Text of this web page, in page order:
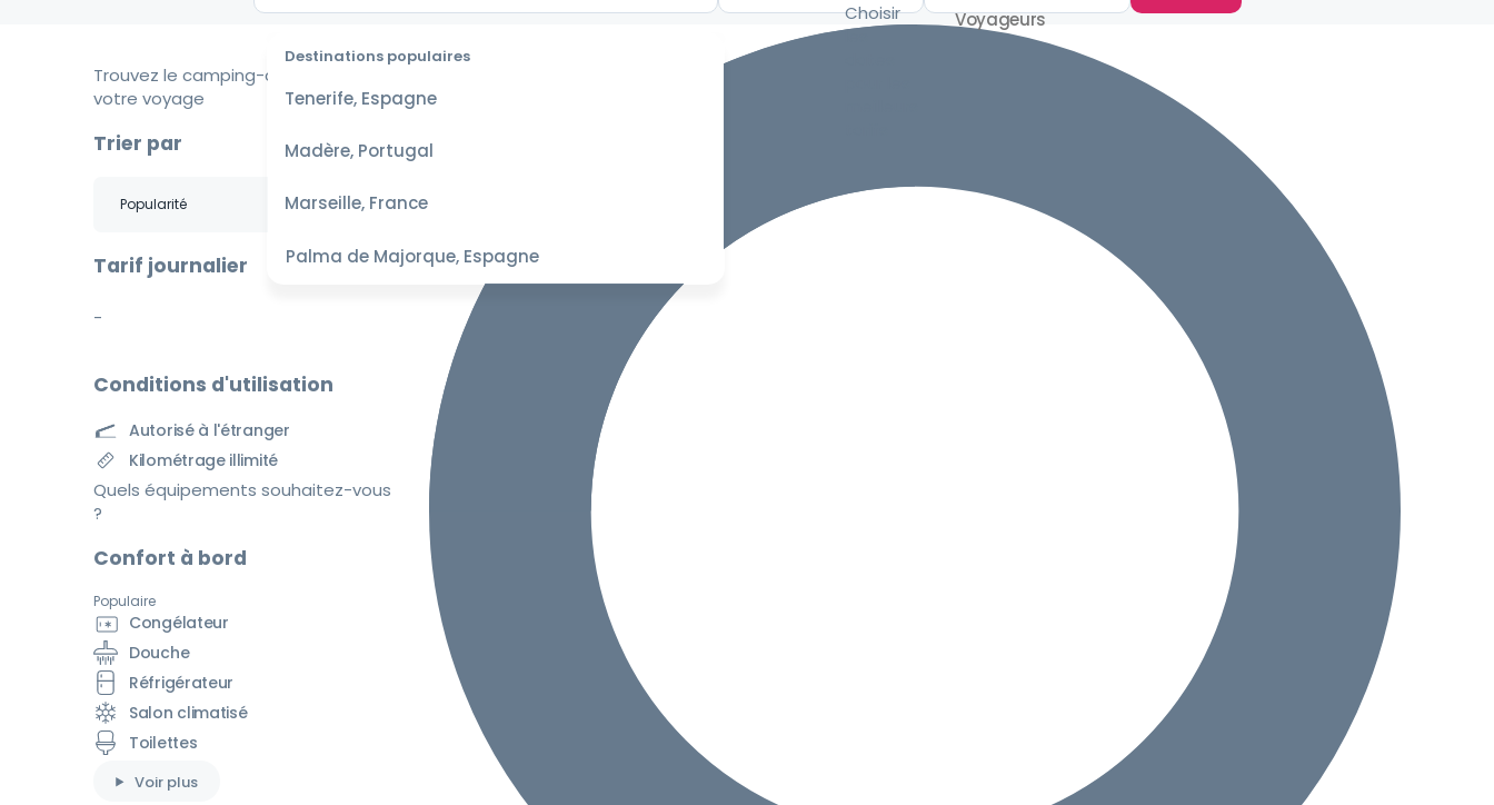
Destinations populaires
Tenerife, Espagne
Madère, Portugal
Marseille, France
Palma de Majorque, Espagne
Choisir
les
Trouvez le camping-car idéal pour
votre voyage
Trier par
Tarif journalier
-
Conditions d'utilisation
Autorisé à l'étranger
Kilométrage illimité
Quels équipements souhaitez-vous
?
Confort à bord
Populaire
Congélateur
Douche
Réfrigérateur
Salon climatisé
Toilettes
Voir plus